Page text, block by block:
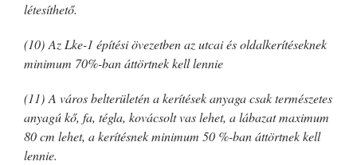
létesíthető.
(10) Az Lke-1 építési övezetben az utcai és oldalkerítéseknek
minimum 70%-ban áttörtnek kell lennie
(11) A város belterületén a kerítések anyaga csak természetes
anyagú kő, fa, tégla, kovácsolt vas lehet, a lábazat maximum
80 cm lehet, a kerítésnek minimum 50 %-ban áttörtnek kell
lennie.